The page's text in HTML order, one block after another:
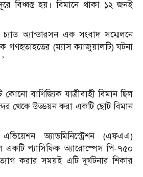
বিধ্বস্ত হয়। বিমানে থাকা ১২ জনই
অ্যান্ডারসন এক সংবাদ সম্মেলনে
গণহতাহতের (ম্যাস ক্যাজুয়ালটি) ঘটনা
বাণিজ্যিক যাত্রীবাহী বিমান ছিল
থেকে উড্ডয়ন করা একটি ছোট বিমান
এভিয়েশন অ্যাডমিনিস্ট্রেশন (এফএএ)
একটি প্যাসিফিক অ্যারোস্পেস পি-৭৫০
করার সময়ই এটি দুর্ঘটনার শিকার